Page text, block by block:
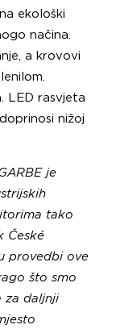
ekološki
načina.
a krovovi
LED rasvjeta
nižoj
je
tako
České
provedbi ove
što smo
za daljnji